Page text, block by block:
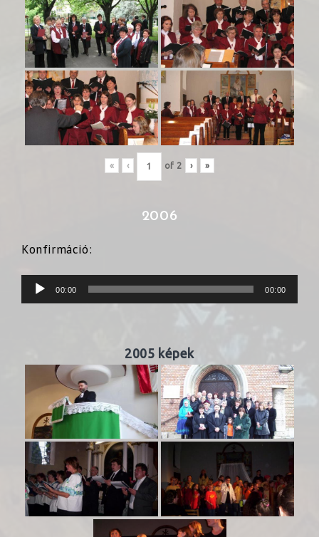
« ‹ of 2 › »
2006
Konfirmáció:
Audió
lejátszó
00:00 00:00
2005 képek